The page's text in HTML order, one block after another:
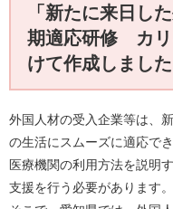
「新たに来日し
期適応研修 カリ
けて作成しました
外国人材の受入企業等は、
の生活にスムーズに適応で
医療機関の利用方法を説明
支援を行う必要があります。